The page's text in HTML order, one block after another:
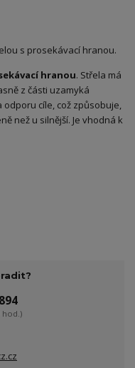
s prosekávací hranou.
hranou. Střela má
z části uzamyká
cíle, což způsobuje,
než u silnější. Je vhodná k
hod.)